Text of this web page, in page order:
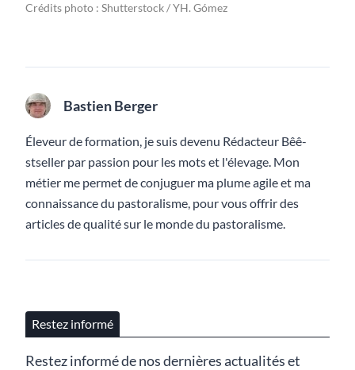
Crédits photo : Shutterstock / YH. Gómez
Bastien Berger
Éleveur de formation, je suis devenu Rédacteur Bêê-
stseller par passion pour les mots et l'élevage. Mon
métier me permet de conjuguer ma plume agile et ma
connaissance du pastoralisme, pour vous offrir des
articles de qualité sur le monde du pastoralisme.
Restez informé
Restez informé de nos dernières actualités et